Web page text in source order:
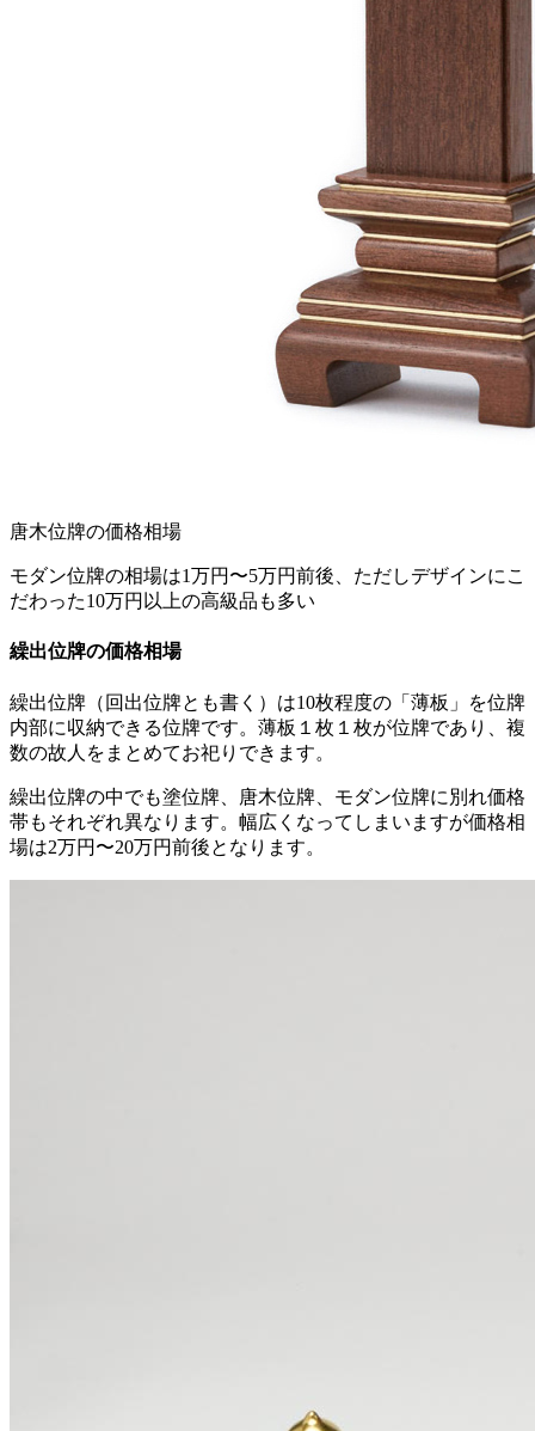
唐木位牌の価格相場
モダン位牌の相場は1万円〜5万円前後、ただしデザインにこ
だわった10万円以上の高級品も多い
繰出位牌の価格相場
繰出位牌（回出位牌とも書く）は10枚程度の「薄板」を位牌
内部に収納できる位牌です。薄板１枚１枚が位牌であり、複
数の故人をまとめてお祀りできます。
繰出位牌の中でも塗位牌、唐木位牌、モダン位牌に別れ価格
帯もそれぞれ異なります。幅広くなってしまいますが価格相
場は2万円〜20万円前後となります。